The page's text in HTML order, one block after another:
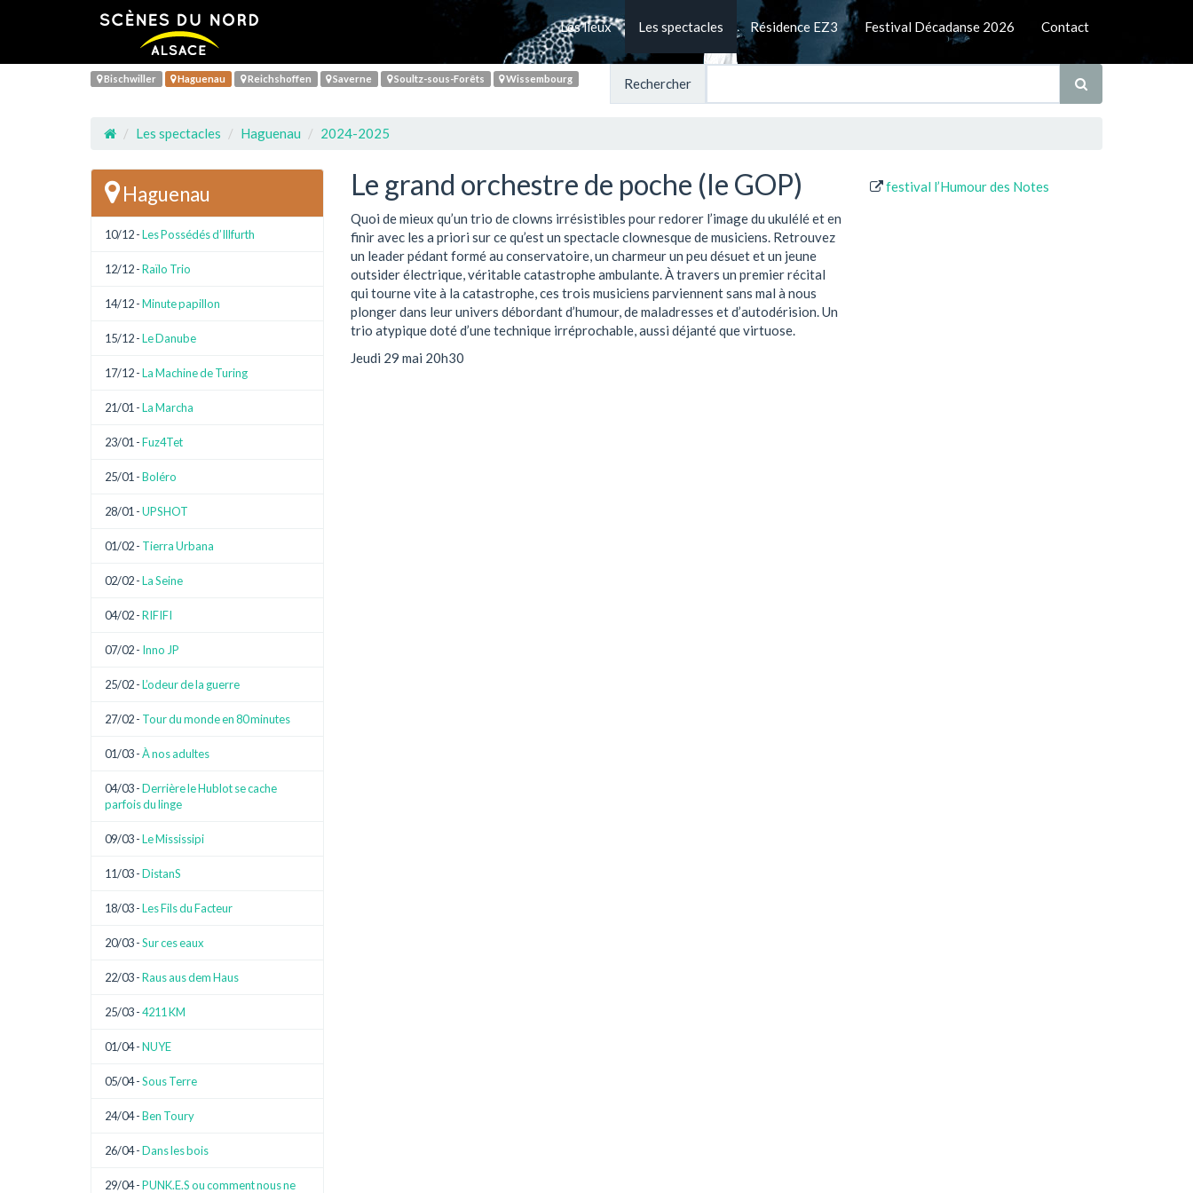
Les lieux Les spectacles Résidence EZ3 Festival Décadanse 2026 Contact
Bischwiller Haguenau Reichshoffen Saverne Soultz-sous-Forêts Wissembourg Rechercher
Les spectacles Haguenau 2024-2025
Le grand orchestre de poche (le GOP)
Quoi de mieux qu’un trio de clowns irrésistibles pour redorer l’image du ukulélé et en
finir avec les a priori sur ce qu’est un spectacle clownesque de musiciens. Retrouvez
un leader pédant formé au conservatoire, un charmeur un peu désuet et un jeune
outsider électrique, véritable catastrophe ambulante. À travers un premier récital
qui tourne vite à la catastrophe, ces trois musiciens parviennent sans mal à nous
plonger dans leur univers débordant d’humour, de maladresses et d’autodérision. Un
trio atypique doté d’une technique irréprochable, aussi déjanté que virtuose.
Jeudi 29 mai 20h30
festival l’Humour des Notes
Haguenau
10/12 -Les Possédés d’Illfurth
12/12 -Raïlo Trio
14/12 -Minute papillon
15/12 -Le Danube
17/12 -La Machine de Turing
21/01 -La Marcha
23/01 -Fuz4Tet
25/01 -Boléro
28/01 -UPSHOT
01/02 - Tierra Urbana
02/02 -La Seine
04/02 -RIFIFI
07/02 - Inno JP
25/02 -L’odeur de la guerre
27/02 - Tour du monde en 80 minutes
01/03 -À nos adultes
04/03 -Derrière le Hublot se cache
parfois du linge
09/03 -Le Mississipi
11/03 -DistanS
18/03 -Les Fils du Facteur
20/03 -Sur ces eaux
22/03 -Raus aus dem Haus
25/03 -4211 KM
01/04 -NUYE
05/04 -Sous Terre
24/04 -Ben Toury
26/04 -Dans les bois
29/04 -PUNK.E.S ou comment nous ne